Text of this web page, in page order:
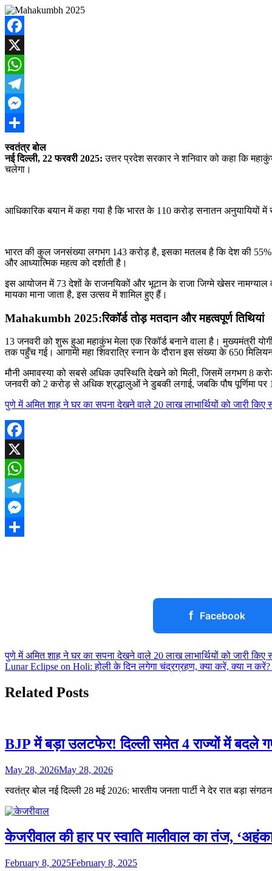
Facebook
X
WhatsApp
Telegram
Messenger
Share
स्वतंत्र बोल
नई दिल्ली, 22 फरवरी 2025:उत्तर प्रदेश सरकार ने शनिवार को कहा कि
चलेगा।
आधिकारिक बयान में कहा गया है कि भारत के 110 करोड़ सनातन अनुयायियों
भारत की कुल जनसंख्या लगभग 143 करोड़ है, इसका मतलब है कि देश की 55%
और आध्यात्मिक महत्व को दर्शाती है।
इस आयोजन में 73 देशों के राजनयिकों और भूटान के राजा जिग्मे खेसर नामग्याल
मायका माना जाता है, इस उत्सव में शामिल हुए हैं।
Mahakumbh 2025:रिकॉर्ड तोड़ मतदान और महत्वपूर्ण तिथियां
13 जनवरी को शुरू हुआ महाकुंभ मेला एक रिकॉर्ड बनाने वाला है। मुख्यमंत्री
तक पहुँच गई। आगामी महा शिवरात्रि स्नान के दौरान इस संख्या के 650
मौनी अमावस्या को सबसे अधिक उपस्थिति देखने को मिली, जिसमें लगभग 8
जनवरी को 2 करोड़ से अधिक श्रद्धालुओं ने डुबकी लगाई, जबकि पौष पूर्णिमा
पुणे में अमित शाह ने घर का सपना देखने वाले 20 लाख लाभार्थियों को जारी किए
Facebook
X
WhatsApp
Telegram
Messenger
f Facebook
Post
navigation
पुणे में अमित शाह ने घर का सपना देखने वाले 20 लाख लाभार्थियों को जारी किए
Lunar Eclipse on Holi: होली के दिन लगेगा चंद्रग्रहण, क्या करें, क्या न
Related Posts
BJP में बड़ा उलटफेर! दिल्ली समेत 4 राज्यों में बदले
May 28, 2026May 28, 2026
स्वतंत्र बोल नई दिल्ली 28 मई 2026: भारतीय जनता पार्टी ने देर रात बड़ा
केजरीवाल की हार पर स्वाति मालीवाल का तंज,
February 8, 2025February 8, 2025